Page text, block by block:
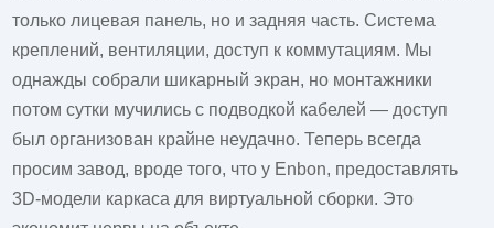
только лицевая панель, но и задняя часть. Система
креплений, вентиляции, доступ к коммутациям. Мы
однажды собрали шикарный экран, но монтажники
потом сутки мучились с подводкой кабелей — доступ
был организован крайне неудачно. Теперь всегда
просим завод, вроде того, что у Enbon, предоставлять
3D-модели каркаса для виртуальной сборки. Это